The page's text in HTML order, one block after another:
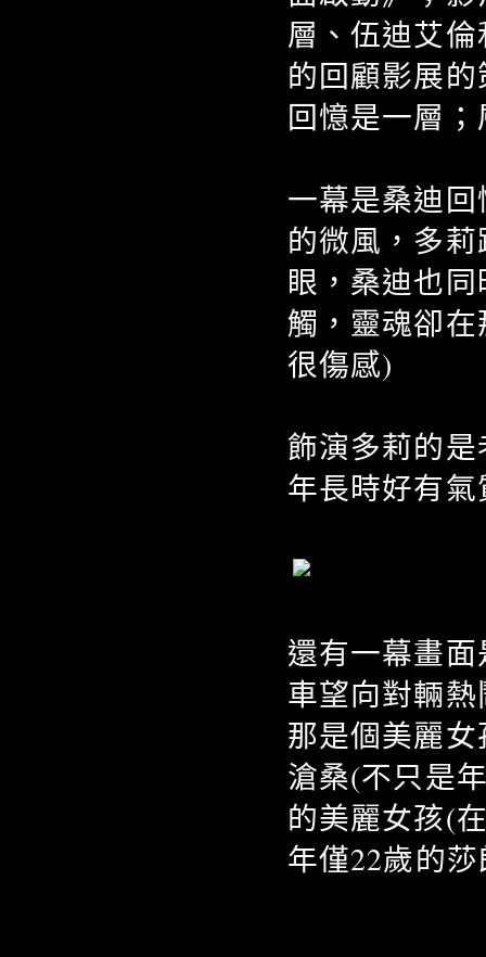
層、伍迪艾
的回顧影展
回憶是一層
一幕是桑迪
的微風，多
眼，桑迪也
觸，靈魂卻
很傷感)
飾演多莉的
年長時好有氣
還有一幕畫
車望向對輛
那是個美麗
滄桑(不只是
的美麗女孩(
年僅22歲的